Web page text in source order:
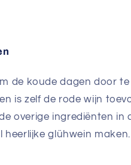
de koude dagen door
is zelf de rode wijn
overige ingrediënten in
heerlijke glühwein maken.